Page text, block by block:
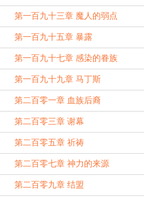
第一百九十三章 魔人的弱点
第一百九十五章 暴露
第一百九十七章 感染的眷族
第一百九十九章 马丁斯
第二百零一章 血族后裔
第二百零三章 谢幕
第二百零五章 祈祷
第二百零七章 神力的来源
第二百零九章 结盟